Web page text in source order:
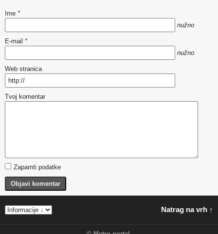
Ime *
nužno
E-mail *
nužno
Web stranica
Tvoj komentar
Zapamti podatke
Objavi komentar
Natrag na vrh ↑